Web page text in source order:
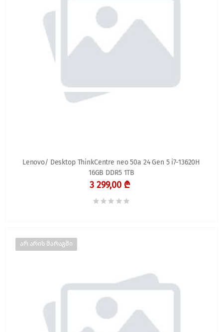
Lenovo/ Desktop ThinkCentre neo 50a 24 Gen 5 i7-13620H
16GB DDR5 1TB
3 299,00 ₾
არ არის მარაგში